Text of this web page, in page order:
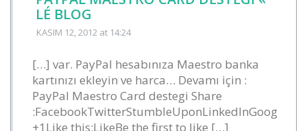
LÉ BLOG
KASIM 12, 2012 at 14:24
[…] var. PayPal hesabınıza Maestro banka
kartınızı ekleyin ve harca… Devamı için :
PayPal Maestro Card destegi Share
:FacebookTwitterStumbleUponLinkedInGoogle
+1Like this:LikeBe the first to like […]